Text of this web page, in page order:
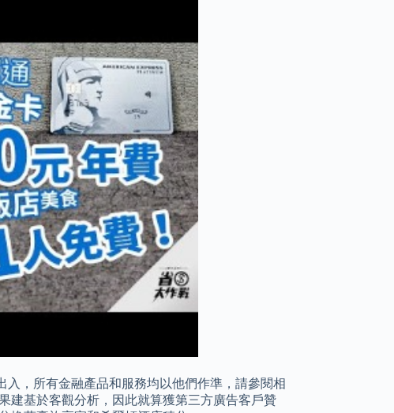
，所有金融產品和服務均以他們作準，請參閱相
建基於客觀分析，因此就算獲第三方廣告客戶贊